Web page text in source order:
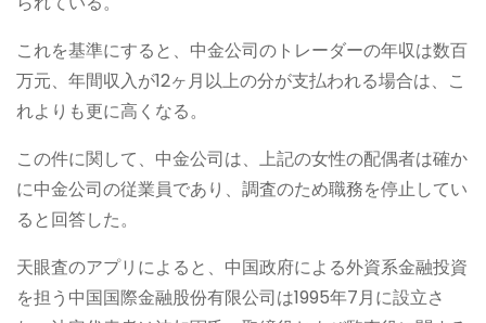
これを基準にすると、中金公司のトレーダーの年収は数百
万元、年間収入が12ヶ月以上の分が支払われる場合は、こ
れよりも更に高くなる。
この件に関して、中金公司は、上記の女性の配偶者は確か
に中金公司の従業員であり、調査のため職務を停止してい
ると回答した。
天眼査のアプリによると、中国政府による外資系金融投資
を担う中国国際金融股份有限公司は1995年7月に設立さ